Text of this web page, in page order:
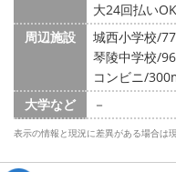
大24回払い
周辺施設
城西小学校/
琴陵中学校/
コンビニ/
大学など
－
表示の情報と現況に差異がある場合は